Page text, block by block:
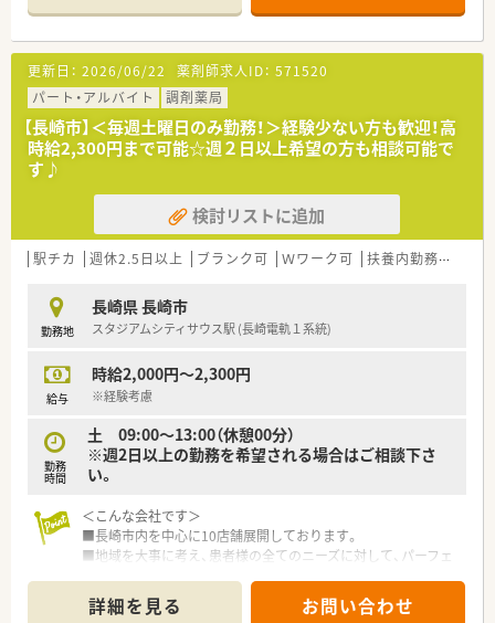
■人員体制は余裕を持って配置する考え方です。
■社員の意見をしっかりと取り入れる社風です。皆様意見をし
っかりと伝えられています。
■企業検診も他社よりも手厚く（胃カメラや乳がん検診など）福
利厚生も充実しております。
■毎年新卒採用もされているため20代～30代の方も多く、店舗
間の交流も活発です。
■定年後も長く安定した働き方ができる企業です。
ておられます。
更新日： 2026/06/22 薬剤師求人ID： 571520
パート・アルバイト
調剤薬局
【長崎市】＜毎週土曜日のみ勤務！＞経験少ない方も歓迎！高
時給2,300円まで可能☆週２日以上希望の方も相談可能で
す♪
検討リストに追加
駅チカ 週休2.5日以上 ブランク可 Ｗワーク可 扶養内勤務OK
勤務地
長崎県 長崎市
スタジアムシティサウス駅 (長崎電軌１系統)
給与
時給2,000円～2,300円
※経験考慮
勤務
時間
土 09:00～13:00（休憩00分）
※週2日以上の勤務を希望される場合はご相談下さ
い。
＜こんな会社です＞
■長崎市内を中心に10店舗展開しております。
■地域を大事に考え、患者様の全てのニーズに対して、パーフェ
■一人一人がスペシャリストである会社を目指し、地域社会の医
療福祉向上の為、日頃精進し躍進していきたいと考えておりま
詳細を見る お問い合わせ